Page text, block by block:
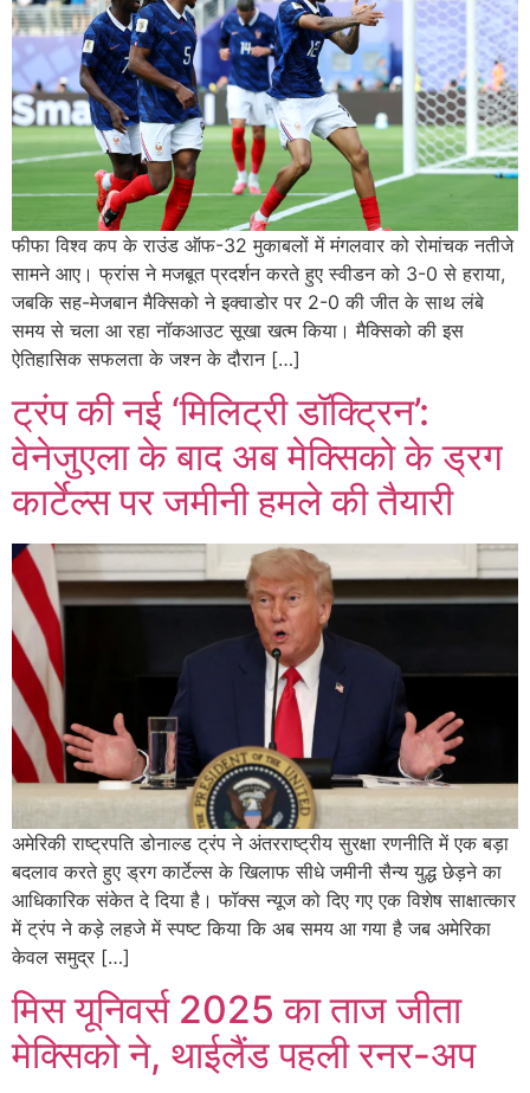
फीफा विश्व कप के राउंड ऑफ-32 मुकाबलों में मंगलवार को रोमांचक नतीजे
सामने आए। फ्रांस ने मजबूत प्रदर्शन करते हुए स्वीडन को 3-0 से हराया,
जबकि सह-मेजबान मैक्सिको ने इक्वाडोर पर 2-0 की जीत के साथ लंबे
समय से चला आ रहा नॉकआउट सूखा खत्म किया। मैक्सिको की इस
ऐतिहासिक सफलता के जश्न के दौरान […]
ट्रंप की नई ‘मिलिट्री डॉक्ट्रिन’:
वेनेजुएला के बाद अब मेक्सिको के ड्रग
कार्टेल्स पर जमीनी हमले की तैयारी
अमेरिकी राष्ट्रपति डोनाल्ड ट्रंप ने अंतरराष्ट्रीय सुरक्षा रणनीति में एक बड़ा
बदलाव करते हुए ड्रग कार्टेल्स के खिलाफ सीधे जमीनी सैन्य युद्ध छेड़ने का
आधिकारिक संकेत दे दिया है। फॉक्स न्यूज को दिए गए एक विशेष साक्षात्कार
में ट्रंप ने कड़े लहजे में स्पष्ट किया कि अब समय आ गया है जब अमेरिका
केवल समुद्र […]
मिस यूनिवर्स 2025 का ताज जीता
मेक्सिको ने, थाईलैंड पहली रनर-अप